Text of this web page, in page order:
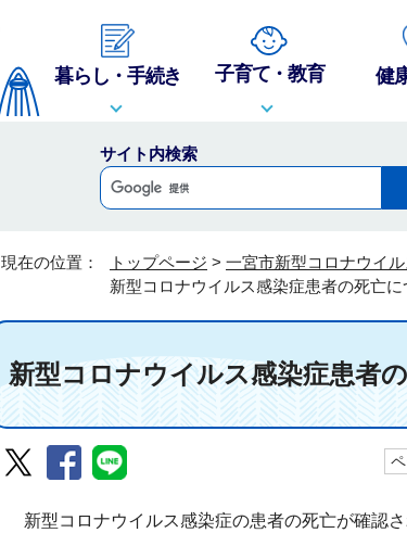
暮らし・手続き 子育て・教育 健
サイト内検索
現在の位置： トップページ > 一宮市新型コロナウイ
新型コロナウイルス感染症患者の死亡に
新型コロナウイルス感染症患者
新型コロナウイルス感染症の患者の死亡が確認さ